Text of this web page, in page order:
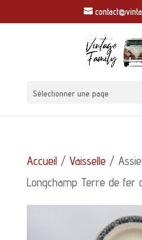
Sélectionner une page
Accueil/ Vaisselle/
Longchamp Terre de fer